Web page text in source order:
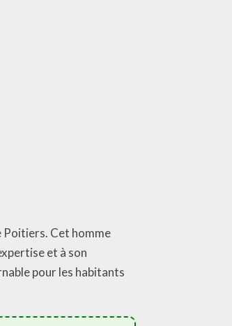
Poitiers. Cet homme
et à son
pour les habitants